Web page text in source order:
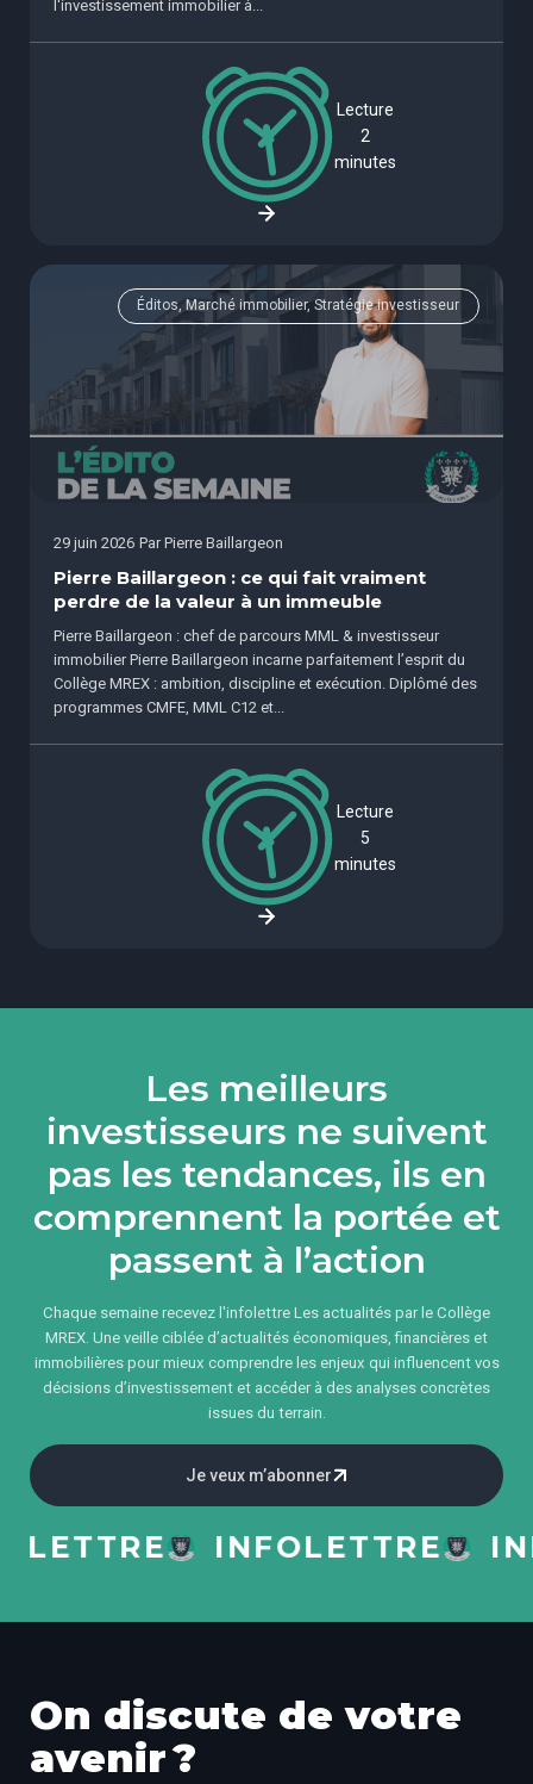
l'investissement immobilier à...
Lecture
2
minutes
Éditos, Marché immobilier, Stratégie investisseur
29 juin 2026 Par Pierre Baillargeon
Pierre Baillargeon : ce qui fait vraiment
perdre de la valeur à un immeuble
Pierre Baillargeon : chef de parcours MML & investisseur
immobilier Pierre Baillargeon incarne parfaitement l’esprit du
Collège MREX : ambition, discipline et exécution. Diplômé des
programmes CMFE, MML C12 et...
Lecture
5
minutes
Les meilleurs
investisseurs ne suivent
pas les tendances, ils en
comprennent la portée et
passent à l’action
Chaque semaine recevez l'infolettre Les actualités par le Collège
MREX. Une veille ciblée d’actualités économiques, financières et
immobilières pour mieux comprendre les enjeux qui influencent vos
décisions d’investissement et accéder à des analyses concrètes
issues du terrain.
Je veux m’abonner
INFOLETTRE
On discute de votre
avenir ?